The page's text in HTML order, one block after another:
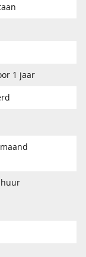
1 jaar